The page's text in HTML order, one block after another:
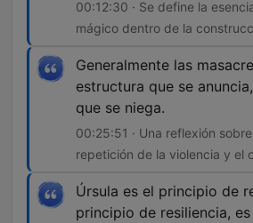
00:12:30 · Se define la
mágico dentro de la
Generalmente las
estructura que se
que se niega.
00:25:51 · Una reflexión
repetición de la violencia y el
Úrsula es el principio de
principio de resiliencia,